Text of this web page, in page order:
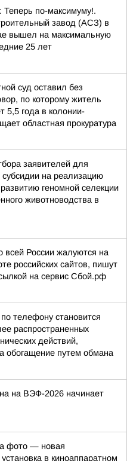
Теперь по-максимуму!.
завод (АСЗ) в
вышел на максимальную
25 лет
суд оставил без
по которому житель
5,5 года в колонии-
областная прокуратура
заявителей для
на реализацию
геномной селекции
животноводства в
всей России жалуются на
российских сайтов, пишут
на сервис Сбой.рф
телефону становится
распространенных
действий,
обогащение путем обмана
на ВЭФ-2026 начинает
фото — новая
в киноаппаратном